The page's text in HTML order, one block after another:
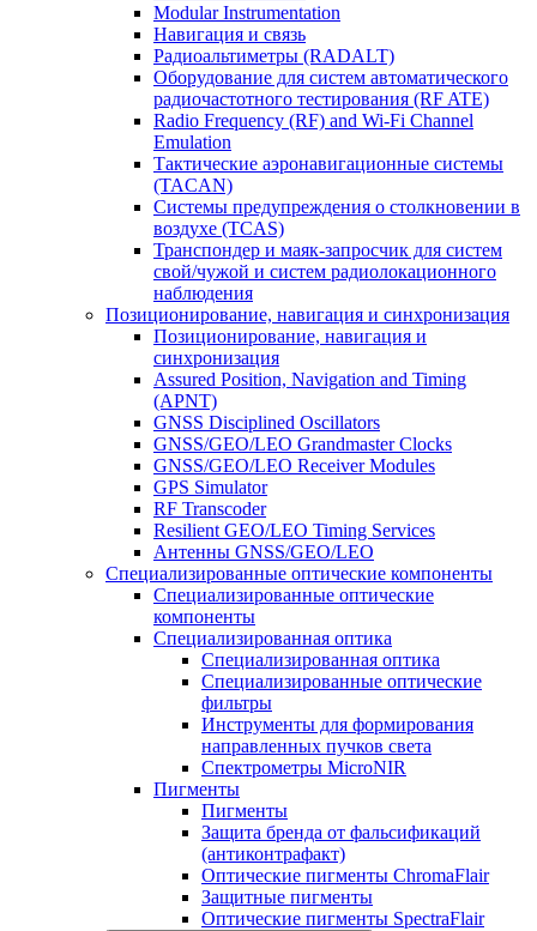
Modular Instrumentation
Навигация и связь
Радиоальтиметры (RADALT)
Оборудование для систем автоматического
радиочастотного тестирования (RF ATE)
Radio Frequency (RF) and Wi-Fi Channel
Emulation
Тактические аэронавигационные системы
(TACAN)
Системы предупреждения о столкновении в
воздухе (TCAS)
Транспондер и маяк-запросчик для систем
свой/чужой и систем радиолокационного
наблюдения
Позиционирование, навигация и синхронизация
Позиционирование, навигация и
синхронизация
Assured Position, Navigation and Timing
(APNT)
GNSS Disciplined Oscillators
GNSS/GEO/LEO Grandmaster Clocks
GNSS/GEO/LEO Receiver Modules
GPS Simulator
RF Transcoder
Resilient GEO/LEO Timing Services
Антенны GNSS/GEO/LEO
Специализированные оптические компоненты
Специализированные оптические
компоненты
Специализированная оптика
Специализированная оптика
Специализированные оптические
фильтры
Инструменты для формирования
направленных пучков света
Спектрометры MicroNIR
Пигменты
Пигменты
Защита бренда от фальсификаций
(антиконтрафакт)
Оптические пигменты ChromaFlair
Защитные пигменты
Оптические пигменты SpectraFlair